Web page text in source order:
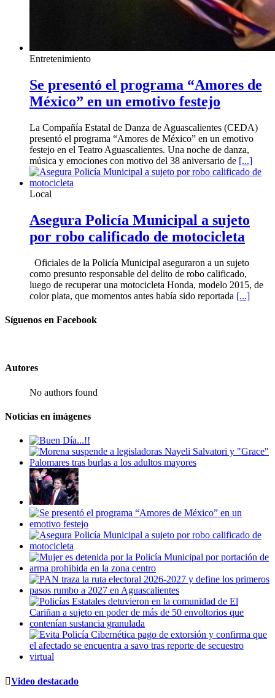
Entretenimiento
Se presentó el programa “Amores de
México” en un emotivo festejo
La Compañía Estatal de Danza de Aguascalientes (CEDA)
presentó el programa “Amores de México” en un emotivo
festejo en el Teatro Aguascalientes. Una noche de danza,
música y emociones con motivo del 38 aniversario de [...]
Local
Asegura Policía Municipal a sujeto
por robo calificado de motocicleta
Oficiales de la Policía Municipal aseguraron a un sujeto
como presunto responsable del delito de robo calificado,
luego de recuperar una motocicleta Honda, modelo 2015, de
color plata, que momentos antes había sido reportada [...]
Síguenos en Facebook
Autores
No authors found
Noticias en imágenes
Video destacado